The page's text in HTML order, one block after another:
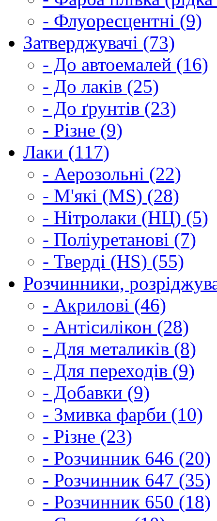
- Флуоресцентні (9)
Затверджувачі (73)
- До автоемалей (16)
- До лаків (25)
- До ґрунтів (23)
- Різне (9)
Лаки (117)
- Аерозольні (22)
- М'які (MS) (28)
- Нітролаки (НЦ) (5)
- Поліуретанові (7)
- Тверді (HS) (55)
Розчинники,
- Акрилові (46)
- Антісилікон (28)
- Для металиків (8)
- Для переходів (9)
- Добавки (9)
- Змивка фарби (10)
- Різне (23)
- Розчинник 646 (20)
- Розчинник 647 (35)
- Розчинник 650 (18)